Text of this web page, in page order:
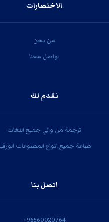
الاختصارات
من نحن
تواصل معنا
نقدم لك
ترجمة من والي جميع اللغات
طباعة جميع انواع المطبوعات
اتصل بنا
‎+96560020764